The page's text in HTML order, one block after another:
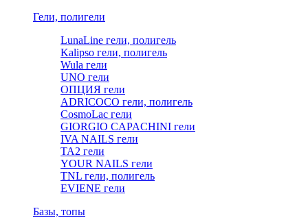
Гели, полигели
LunaLine гели, полигель
Kalipso гели, полигель
Wula гели
UNO гели
ОПЦИЯ гели
ADRICOCO гели, полигель
CosmoLac гели
GIORGIO CAPACHINI гели
IVA NAILS гели
TA2 гели
YOUR NAILS гели
TNL гели, полигель
EVIENE гели
Базы, топы